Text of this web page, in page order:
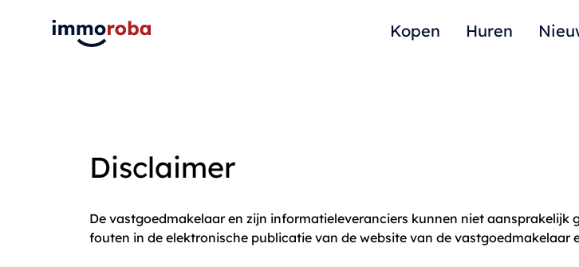
Kopen Huren
Disclaimer
De vastgoedmakelaar en zijn informatieleveranciers kunnen niet
fouten in de elektronische publicatie van de website van de vastgoedmakelaar